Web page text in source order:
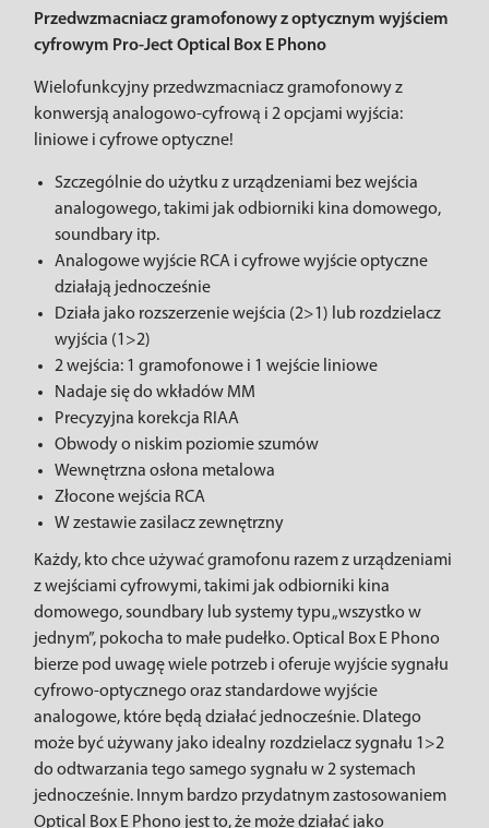
Przedwzmacniacz gramofonowy z optycznym wyjściem
cyfrowym Pro-Ject Optical Box E Phono
Wielofunkcyjny przedwzmacniacz gramofonowy z
konwersją analogowo-cyfrową i 2 opcjami wyjścia:
liniowe i cyfrowe optyczne!
Szczególnie do użytku z urządzeniami bez wejścia
analogowego, takimi jak odbiorniki kina domowego,
soundbary itp.
Analogowe wyjście RCA i cyfrowe wyjście optyczne
działają jednocześnie
Działa jako rozszerzenie wejścia (2>1) lub rozdzielacz
wyjścia (1>2)
2 wejścia: 1 gramofonowe i 1 wejście liniowe
Nadaje się do wkładów MM
Precyzyjna korekcja RIAA
Obwody o niskim poziomie szumów
Wewnętrzna osłona metalowa
Złocone wejścia RCA
W zestawie zasilacz zewnętrzny
Każdy, kto chce używać gramofonu razem z urządzeniami
z wejściami cyfrowymi, takimi jak odbiorniki kina
domowego, soundbary lub systemy typu „wszystko w
jednym”, pokocha to małe pudełko. Optical Box E Phono
bierze pod uwagę wiele potrzeb i oferuje wyjście sygnału
cyfrowo-optycznego oraz standardowe wyjście
analogowe, które będą działać jednocześnie. Dlatego
może być używany jako idealny rozdzielacz sygnału 1>2
do odtwarzania tego samego sygnału w 2 systemach
jednocześnie. Innym bardzo przydatnym zastosowaniem
Optical Box E Phono jest to, że może działać jako